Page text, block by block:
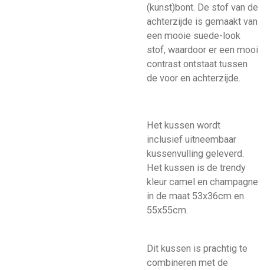
(kunst)bont. De stof van de
achterzijde is gemaakt van
een mooie suede-look
stof, waardoor er een mooi
contrast ontstaat tussen
de voor en achterzijde.
Het kussen wordt
inclusief uitneembaar
kussenvulling geleverd.
Het kussen is de trendy
kleur camel en champagne
in de maat 53x36cm en
55x55cm.
Dit kussen is prachtig te
combineren met de